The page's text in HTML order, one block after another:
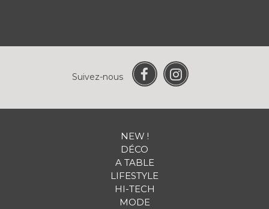
Suivez-nous
NEW !
DÉCO
A TABLE
LIFESTYLE
HI-TECH
MODE